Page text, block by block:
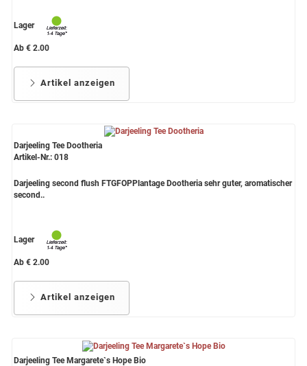
Lager
Ab € 2.00
Artikel anzeigen
Darjeeling Tee Dootheria
Artikel-Nr.: 018
Darjeeling second flush FTGFOPPlantage Dootheria sehr guter, aromatischer
second..
Lager
Ab € 2.00
Artikel anzeigen
Darjeeling Tee Margarete`s Hope Bio